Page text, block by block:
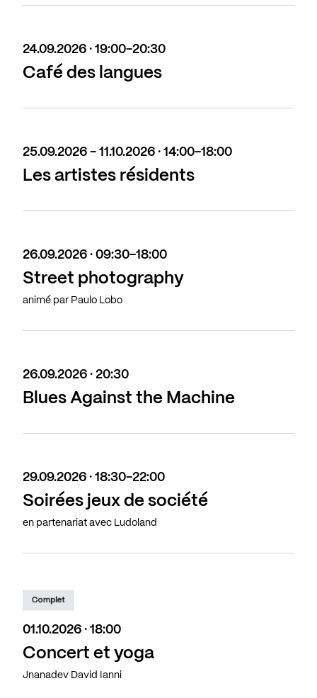
24.09.2026 · 19:00-20:30
Café des langues
25.09.2026 - 11.10.2026 · 14:00-18:00
Les artistes résidents
26.09.2026 · 09:30-18:00
Street photography
animé par Paulo Lobo
26.09.2026 · 20:30
Blues Against the Machine
29.09.2026 · 18:30-22:00
Soirées jeux de société
en partenariat avec Ludoland
Complet
01.10.2026 · 18:00
Concert et yoga
Jnanadev David Ianni